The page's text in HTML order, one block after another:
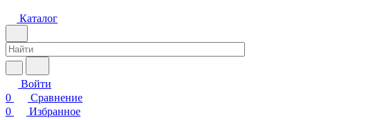
Каталог
Войти
0
Сравнение
0
Избранное